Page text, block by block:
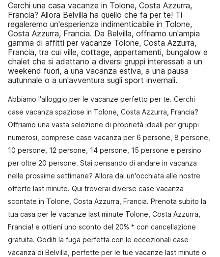
Cerchi una casa vacanze in Tolone, Costa Azzurra,
Francia? Allora Belvilla ha quello che fa per te! Ti
regaleremo un'esperienza indimenticabile in Tolone,
Costa Azzurra, Francia. Da Belvilla, offriamo un'ampia
gamma di affitti per vacanze Tolone, Costa Azzurra,
Francia, tra cui ville, cottage, appartamenti, bungalow e
chalet che si adattano a diversi gruppi interessati a un
weekend fuori, a una vacanza estiva, a una pausa
autunnale o a un'avventura sugli sport invernali.
Abbiamo l'alloggio per le vacanze perfetto per te. Cerchi
case vacanza spaziose in Tolone, Costa Azzurra, Francia?
Offriamo una vasta selezione di proprietà ideali per gruppi
numerosi, comprese case vacanza per 6 persone, 8 persone,
10 persone, 12 persone, 14 persone, 15 persone e persino
per oltre 20 persone. Stai pensando di andare in vacanza
nelle prossime settimane? Allora dai un'occhiata alle nostre
offerte last minute. Qui troverai diverse case vacanza
scontate in Tolone, Costa Azzurra, Francia. Prenota subito la
tua casa per le vacanze last minute Tolone, Costa Azzurra,
Francia! e ottieni uno sconto del 20% * con cancellazione
gratuita. Goditi la fuga perfetta con le eccezionali case
vacanza di Belvilla, perfette per le tue vacanze last minute o